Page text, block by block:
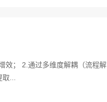
效； 2.通过多维度解耦（流程解
...